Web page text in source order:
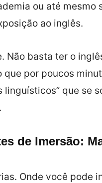
ou até mesmo
ao inglês.
Não basta ter o
por poucos
que se
de Imersão:
Onde você pode